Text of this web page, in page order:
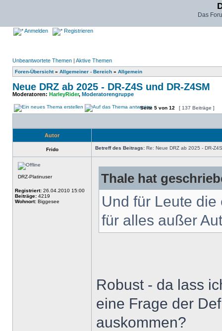
Das
Anmelden Registrieren
Unbeantwortete Themen | Aktive Themen
Foren-Übersicht» Allgemeiner - Bereich » Allgemein
Neue DRZ ab 2025 - DR-Z4S und DR-Z4SM
Moderatoren: HarleyRider, Moderatorengruppe
Seite 5 von 12 [ 137 Beiträge ]
Autor
Frido Betreff des Beitrags: Re: Neue DRZ ab 2025 - DR-
DRZ-Platinuser
Registriert: 26.04.2010 15:00
Beiträge: 4219
Wohnort: Biggesee
Thale hat
Und für Leute
für alles außer
Robust - da lass
eine Frage der
auskommen?